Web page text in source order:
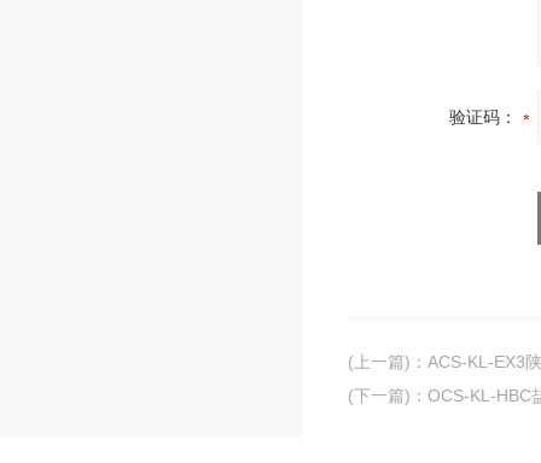
验证码：
(上一篇) ： ACS-KL-EX3
(下一篇) ： OCS-KL-HBC